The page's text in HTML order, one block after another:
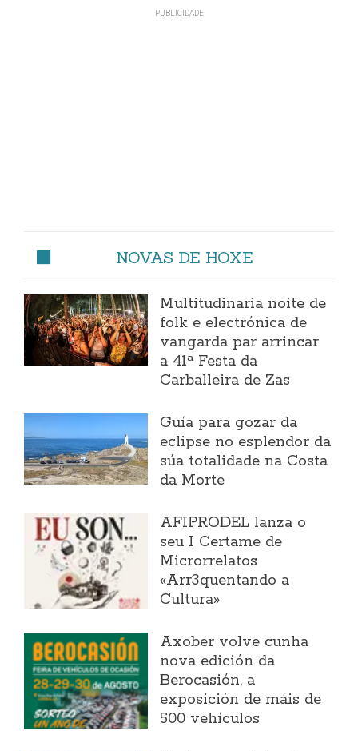
NOVAS DE HOXE
Multitudinaria noite de
folk e electrónica de
vangarda par arrincar
a 41ª Festa da
Carballeira de Zas
Guía para gozar da
eclipse no esplendor da
súa totalidade na Costa
da Morte
AFIPRODEL lanza o
seu I Certame de
Microrrelatos
«Arr3quentando a
Cultura»
Axober volve cunha
nova edición da
Berocasión, a
exposición de máis de
500 vehículos